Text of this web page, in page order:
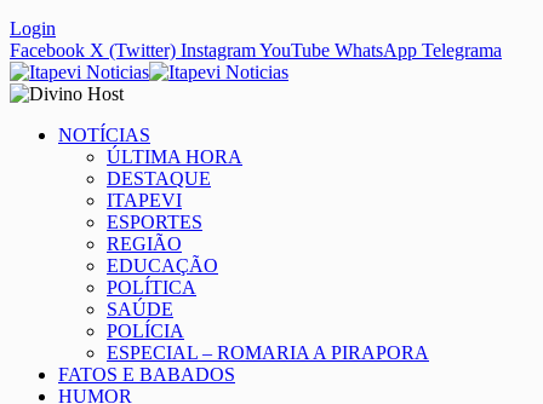
Login
Facebook X (Twitter) InstagramYouTube WhatsApp Telegrama
NOTÍCIAS
ÚLTIMA HORA
DESTAQUE
ITAPEVI
ESPORTES
REGIÃO
EDUCAÇÃO
POLÍTICA
SAÚDE
POLÍCIA
ESPECIAL – ROMARIA A PIRAPORA
FATOS E BABADOS
HUMOR